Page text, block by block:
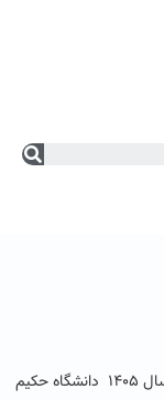
قابل توجه معرفی شدگان به مصاحبه آزمون دکتری سال ۱۴۰۵ دانشگاه حکیم